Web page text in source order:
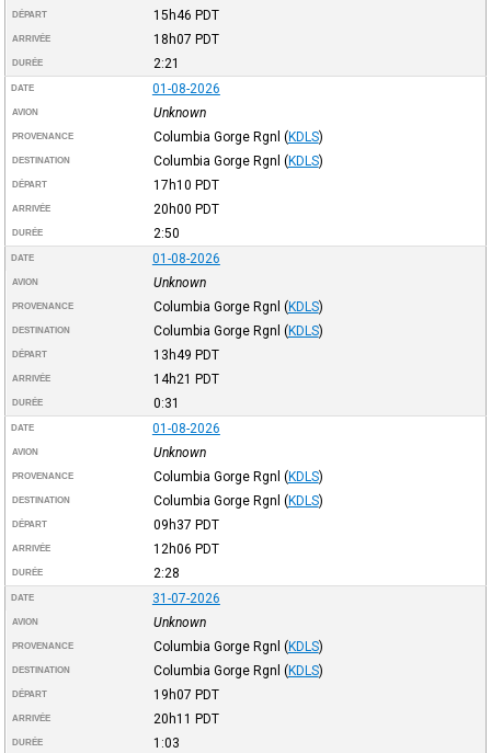
DÉPART 15h46 PDT
ARRIVÉE 18h07 PDT
DURÉE 2:21
DATE 01-08-2026
AVION Unknown
PROVENANCE Columbia Gorge Rgnl (KDLS)
DESTINATION Columbia Gorge Rgnl (KDLS)
DÉPART 17h10 PDT
ARRIVÉE 20h00 PDT
DURÉE 2:50
DATE 01-08-2026
AVION Unknown
PROVENANCE Columbia Gorge Rgnl (KDLS)
DESTINATION Columbia Gorge Rgnl (KDLS)
DÉPART 13h49 PDT
ARRIVÉE 14h21 PDT
DURÉE 0:31
DATE 01-08-2026
AVION Unknown
PROVENANCE Columbia Gorge Rgnl (KDLS)
DESTINATION Columbia Gorge Rgnl (KDLS)
DÉPART 09h37 PDT
ARRIVÉE 12h06 PDT
DURÉE 2:28
DATE 31-07-2026
AVION Unknown
PROVENANCE Columbia Gorge Rgnl (KDLS)
DESTINATION Columbia Gorge Rgnl (KDLS)
DÉPART 19h07 PDT
ARRIVÉE 20h11 PDT
DURÉE 1:03